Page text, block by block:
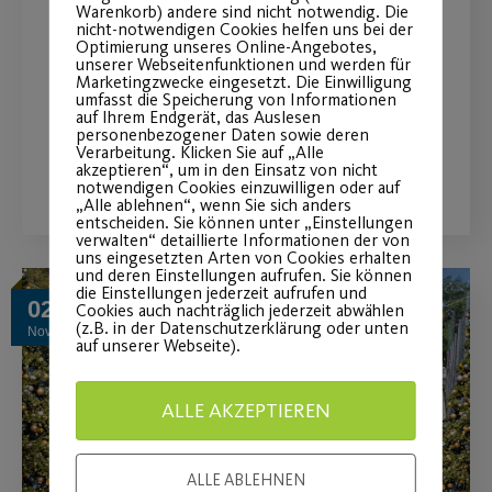
#DARE-O in Nürnberg
Erfolgreiche APP-Entwicklung für
Outdoor Trainings-Spots in Nürnberg.
WEITERLESEN
02
Nov.
Warenkorb) andere sind nicht notwendig. Die
nicht-notwendigen Cookies helfen uns bei der
Optimierung unseres Online-Angebotes,
unserer Webseitenfunktionen und werden für
Marketingzwecke eingesetzt. Die Einwilligung
umfasst die Speicherung von Informationen
auf Ihrem Endgerät, das Auslesen
personenbezogener Daten sowie deren
Verarbeitung. Klicken Sie auf „Alle
akzeptieren“, um in den Einsatz von nicht
notwendigen Cookies einzuwilligen oder auf
„Alle ablehnen“, wenn Sie sich anders
entscheiden. Sie können unter „Einstellungen
verwalten“ detaillierte Informationen der von
uns eingesetzten Arten von Cookies erhalten
und deren Einstellungen aufrufen. Sie können
die Einstellungen jederzeit aufrufen und
Cookies auch nachträglich jederzeit abwählen
(z.B. in der Datenschutzerklärung oder unten
auf unserer Webseite).
ALLE AKZEPTIEREN
ALLE ABLEHNEN